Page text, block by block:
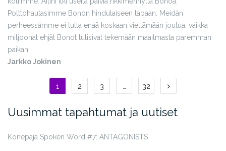
Polttohautasimme Bonon hindulaiseen tapaan. Meidän
perheessämme ei tulla enää koskaan viettämään joulua, vaikka
miljoonat ehjät Bonot tulisivat tekemään maailmasta paremman
paikan.
Jarkko Jokinen
Artikkelien
selaus
1 2 3 … 32
Uusimmat tapahtumat ja uutiset
Konepaja Spoken Word #7: ANTAGONISTS